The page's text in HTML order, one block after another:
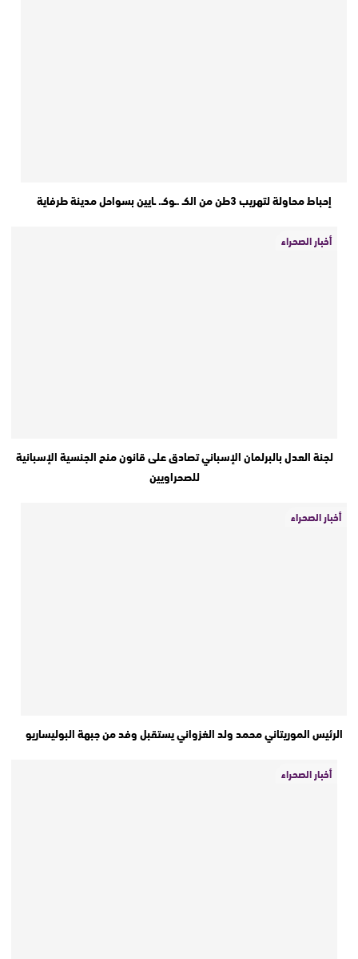
إحباط محاولة لتهريب 3طن من الكـ .ـوكـ. ـايين بسواحل مدينة طرفاية
أخبار الصحراء
لجنة العدل بالبرلمان الإسباني تصادق على قانون منح الجنسية الإسبانية
للصحراويين
أخبار الصحراء
الرئيس الموريتاني محمد ولد الغزواني يستقبل وفد من جبهة البوليساريو
أخبار الصحراء